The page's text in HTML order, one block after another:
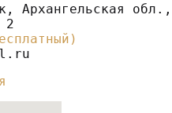
Архангельская обл.,
2